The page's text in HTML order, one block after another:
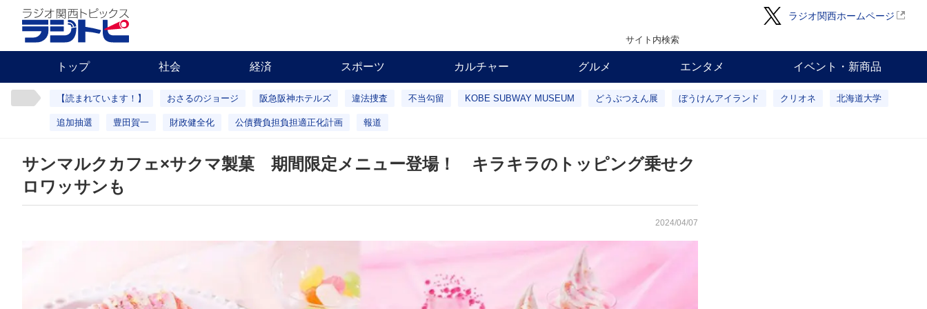
ラジオ関西ホームページ
サイト内検索
トップ 社会 経済 スポーツ カルチャー グルメ エンタメ イベント・新商品
【読まれています！】 おさるのジョージ 阪急阪神ホテルズ 違法捜査 不当勾留 KOBE SUBWAY MUSEUM どうぶつえん展 ぼうけんアイランド クリオネ 北海道大学
追加抽選 豊田賀一 財政健全化 公債費負担負担適正化計画 報道
サンマルクカフェ×サクマ製菓 期間限定メニュー登場！ キラキラのトッピング乗せク
ロワッサンも
2024/04/07